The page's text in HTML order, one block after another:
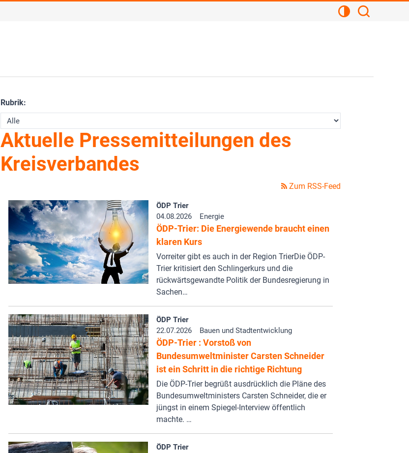
Kontrastansicht
Rubrik:
Aktuelle Pressemitteilungen des
Kreisverbandes
Zum RSS-Feed
ÖDP Trier
04.08.2026
Energie
ÖDP-Trier: Die Energiewende braucht einen
klaren Kurs
Vorreiter gibt es auch in der Region TrierDie ÖDP-
Trier kritisiert den Schlingerkurs und die
rückwärtsgewandte Politik der Bundesregierung in
Sachen…
ÖDP Trier
22.07.2026
Bauen und Stadtentwicklung
ÖDP-Trier : Vorstoß von
Bundesumweltminister Carsten Schneider
ist ein Schritt in die richtige Richtung
Die ÖDP-Trier begrüßt ausdrücklich die Pläne des
Bundesumweltministers Carsten Schneider, die er
jüngst in einem Spiegel-Interview öffentlich
machte. …
ÖDP Trier